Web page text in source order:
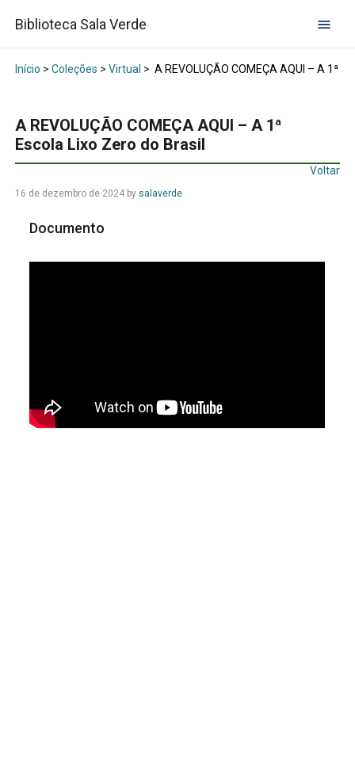
Biblioteca Sala Verde
Início > Coleções > Virtual > A REVOLUÇÃO COMEÇA AQUI – A 1ª
A REVOLUÇÃO COMEÇA AQUI – A 1ª
Escola Lixo Zero do Brasil
Voltar
16 de dezembro de 2024by salaverde
Documento